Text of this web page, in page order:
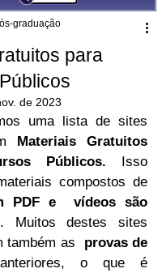
para
graduação
de 2023
uma lista de sites
Materiais Gratuitos
Públicos. Isso
PDF e  vídeos são
. Muitos destes sites
também as provas de
o que é